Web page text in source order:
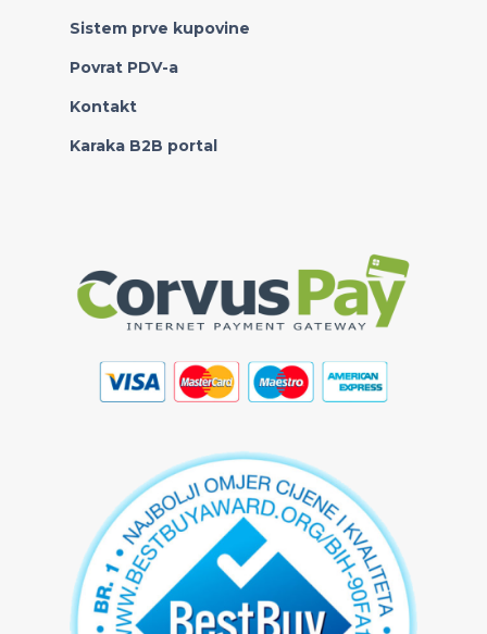
Sistem prve kupovine
Povrat PDV-a
Kontakt
Karaka B2B portal